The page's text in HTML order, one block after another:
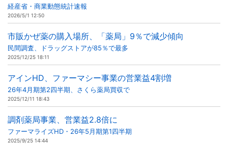
経産省・商業動態統計速報
2026/5/1 12:50
市販かぜ薬の購入場所、「薬局」9％で減少傾向
民間調査、ドラッグストアが85％で最多
2025/12/25 18:11
アインHD、ファーマシー事業の営業益4割増
26年4月期第2四半期、さくら薬局買収で
2025/12/11 18:43
調剤薬局事業、営業益2.8倍に
ファーマライズHD・26年5月期第1四半期
2025/9/25 14:44